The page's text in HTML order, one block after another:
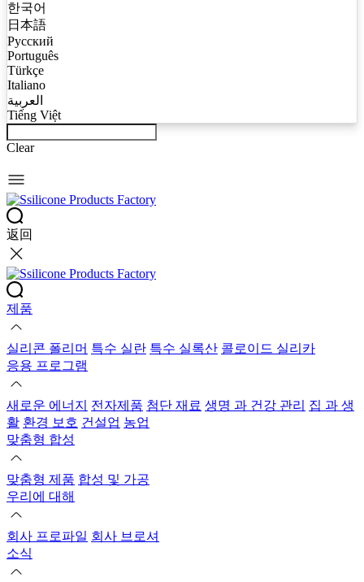
한국어
日本語
Русский
Português
Türkçe
Italiano
العربية
Tiếng Việt
Clear
返回
제품
실리콘 폴리머 특수 실란 특수 실록산 콜로이드 실리카
응용 프로그램
새로운 에너지 전자제품 첨단 재료 생명 과 건강 관리 집 과 생
활 환경 보호 건설업 농업
맞춤형 합성
맞춤형 제품 합성 및 가공
우리에 대해
회사 프로파일 회사 브로셔
소식